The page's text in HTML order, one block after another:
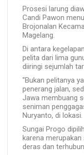
Prosesi larung
Candi Pawon
Brojonalan
Magelang.
Di antara
pelita dari lima
diiringi sejumlah
"Bukan pelitanya
penerang jalan,
Jawa membuang
seniman
Nuryanto, di lokasi.
Sungai Progo
karena
deras dan